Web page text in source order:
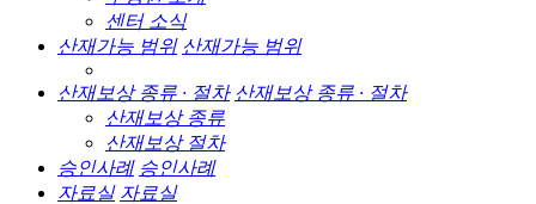
센터 소식
산재가능 범위 산재가능 범위
산재보상 종류 · 절차 산재보상 종류 · 절차
산재보상 종류
산재보상 절차
승인사례 승인사례
자료실 자료실